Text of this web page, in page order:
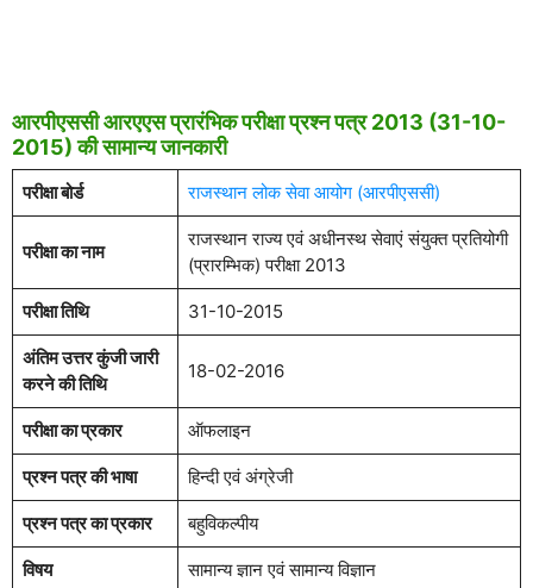
आरपीएससी आरएएस प्रारंभिक परीक्षा प्रश्न पत्र 2013 (31-10-
2015) की सामान्य जानकारी
परीक्षा बोर्ड राजस्थान लोक सेवा आयोग (आरपीएससी)
परीक्षा का नाम
राजस्थान राज्य एवं अधीनस्थ सेवाएं संयुक्त प्रतियोगी
(प्रारम्भिक) परीक्षा 2013
परीक्षा तिथि 31-10-2015
अंतिम उत्तर कुंजी जारी
करने की तिथि
18-02-2016
परीक्षा का प्रकार ऑफलाइन
प्रश्न पत्र की भाषा हिन्दी एवं अंग्रेजी
प्रश्न पत्र का प्रकार बहुविकल्पीय
विषय सामान्य ज्ञान एवं सामान्य विज्ञान